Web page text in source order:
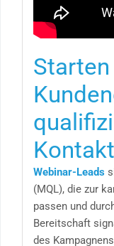
Webinar-Leads
(MQL), die zur
passen und
Bereitschaft
des